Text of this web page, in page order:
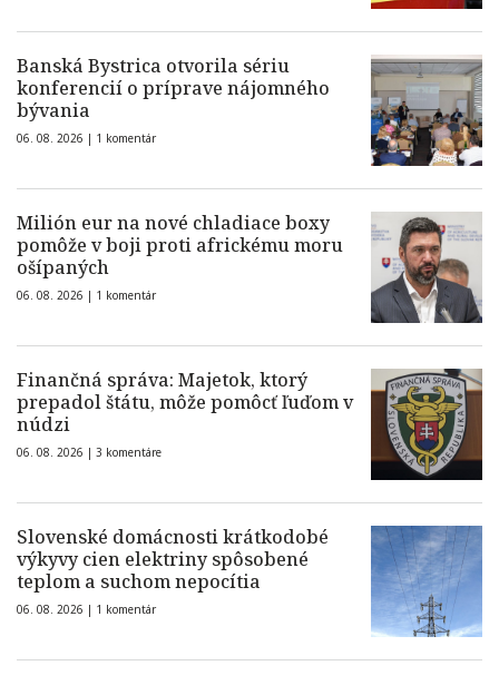
Banská Bystrica otvorila sériu
konferencií o príprave nájomného
bývania
06. 08. 2026 | 1 komentár
Milión eur na nové chladiace boxy
pomôže v boji proti africkému moru
ošípaných
06. 08. 2026 | 1 komentár
Finančná správa: Majetok, ktorý
prepadol štátu, môže pomôcť ľuďom v
núdzi
06. 08. 2026 | 3 komentáre
Slovenské domácnosti krátkodobé
výkyvy cien elektriny spôsobené
teplom a suchom nepocítia
06. 08. 2026 | 1 komentár